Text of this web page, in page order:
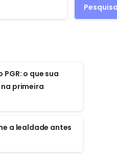
o que sua
primeira
a lealdade antes